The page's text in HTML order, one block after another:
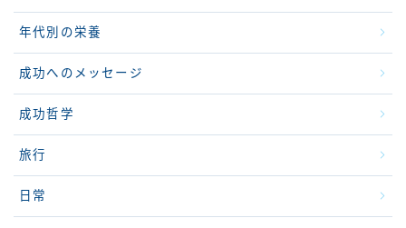
年代別の栄養
成功へのメッセージ
成功哲学
旅行
日常